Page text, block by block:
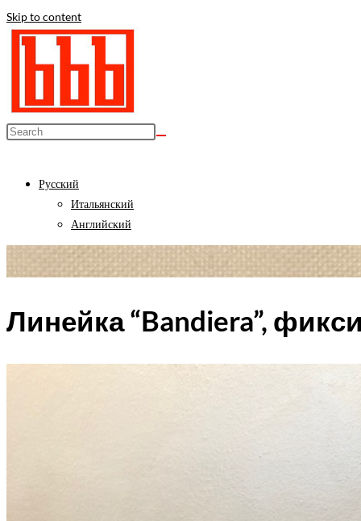
Skip to content
Русский
Итальянский
Английский
Линейка “Bandiera”,